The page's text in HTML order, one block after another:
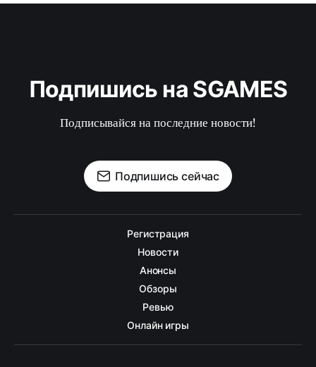
Подпишись на SGAMES
Подписывайся на последние новости!
Подпишись сейчас
Регистрация
Новости
Анонсы
Обзоры
Ревью
Онлайн игры